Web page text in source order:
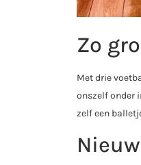
Zo
Met drie
onszelf onder
zelf een